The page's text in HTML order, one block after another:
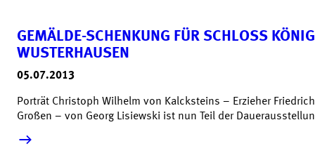
GEMÄLDE-SCHENKUNG FÜR SCHLOSS
WUSTERHAUSEN
05.07.2013
Porträt Christoph Wilhelm von Kalcksteins – Erzieher
Großen – von Georg Lisiewski ist nun Teil der